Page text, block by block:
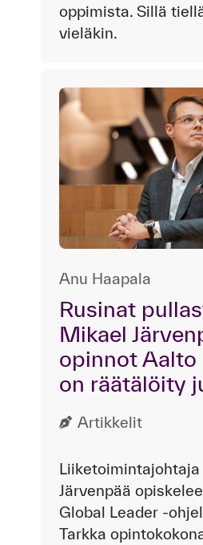
oppimista. Sillä
vieläkin.
Anu Haapala
Rusinat pullasta – Kari-
Mikael
opinnot Aalto
on räätälöity
Artikkelit
Järvenpää
Global Leader -
Tarkka